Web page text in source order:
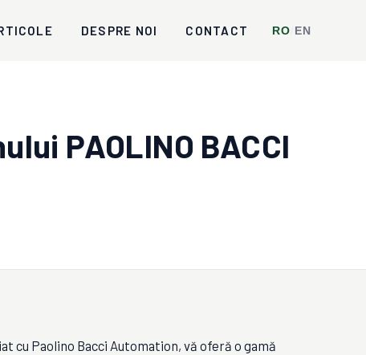
DESPRE NOI CONTACT RO EN
PAOLINO BACCI
cu Paolino Bacci Automation, vă oferă o gamă